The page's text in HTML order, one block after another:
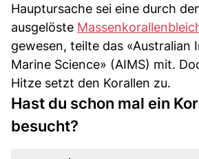
Hauptursache sei eine durch
ausgelöste
gewesen, teilte das «Australian
Marine Science» (AIMS) mit.
Hitze setzt den Korallen zu.
Hast du schon mal ein
besucht?